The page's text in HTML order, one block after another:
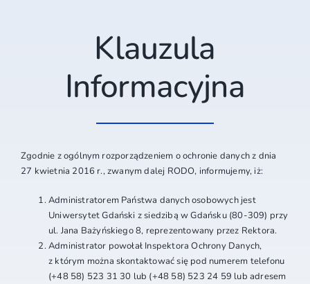
Klauzula
Informacyjna
Zgodnie z ogólnym rozporządzeniem o ochronie danych z dnia
27 kwietnia 2016 r., zwanym dalej RODO, informujemy, iż:
Administratorem Państwa danych osobowych jest
Uniwersytet Gdański z siedzibą w Gdańsku (80-309) przy
ul. Jana Bażyńskiego 8, reprezentowany przez Rektora.
Administrator powołał Inspektora Ochrony Danych,
z którym można skontaktować się pod numerem telefonu
(+48 58) 523 31 30 lub (+48 58) 523 24 59 lub adresem